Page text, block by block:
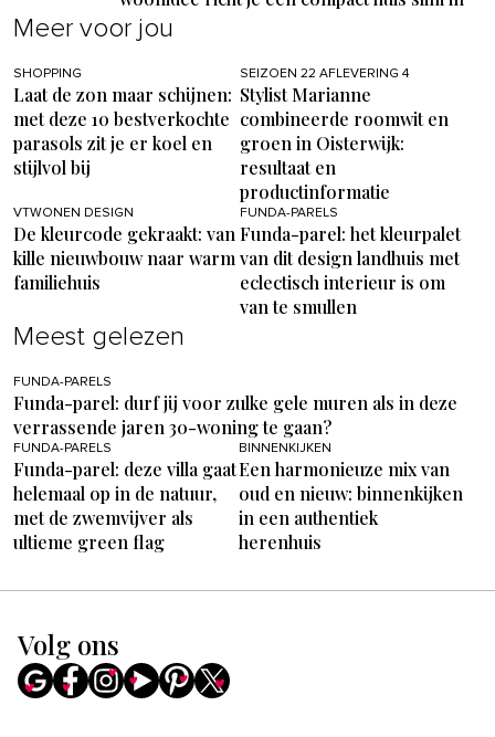
Meer voor jou
SHOPPING
Laat de zon maar schijnen:
met deze 10 bestverkochte
parasols zit je er koel en
stijlvol bij
SEIZOEN 22 AFLEVERING 4
Stylist Marianne
combineerde roomwit en
groen in Oisterwijk:
resultaat en
productinformatie
VTWONEN DESIGN
De kleurcode gekraakt: van
kille nieuwbouw naar warm
familiehuis
FUNDA-PARELS
Funda-parel: het kleurpalet
van dit design landhuis met
eclectisch interieur is om
van te smullen
Meest gelezen
FUNDA-PARELS
Funda-parel: durf jij voor zulke gele muren als in deze
verrassende jaren 30-woning te gaan?
FUNDA-PARELS
Funda-parel: deze villa gaat
helemaal op in de natuur,
met de zwemvijver als
ultieme green flag
BINNENKIJKEN
Een harmonieuze mix van
oud en nieuw: binnenkijken
in een authentiek
herenhuis
Volg ons